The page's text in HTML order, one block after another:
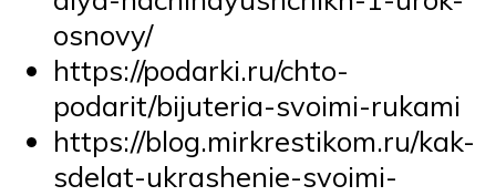
osnovy/
https://podarki.ru/chto-
podarit/bijuteria-svoimi-rukami
https://blog.mirkrestikom.ru/kak-
sdelat-ukrashenie-svoimi-